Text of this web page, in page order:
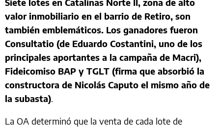
Siete lotes en Catalinas Norte II, zona de alto
valor inmobiliario en el barrio de Retiro, son
también emblemáticos. Los ganadores fueron
Consultatio (de Eduardo Costantini, uno de los
principales aportantes a la campaña de Macri),
Fideicomiso BAP y TGLT (firma que absorbió la
constructora de Nicolás Caputo el mismo año de
la subasta).
La OA determinó que la venta de cada lote de